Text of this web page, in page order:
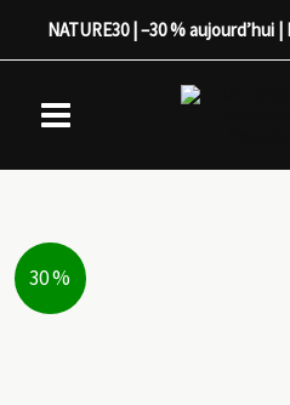
NATURE30 | –30 % aujourd’hui
30 %